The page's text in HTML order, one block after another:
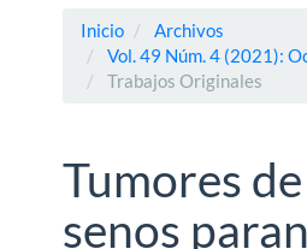
Inicio
Archivos
Vol. 49 Núm. 4 (2021):
Trabajos Originales
Tumores
senos